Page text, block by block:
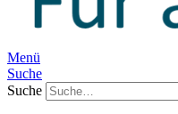
Menü
Suche
Suche